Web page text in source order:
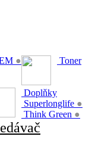
● Toner
Doplňky
Superlonglife ●
Think Green ●